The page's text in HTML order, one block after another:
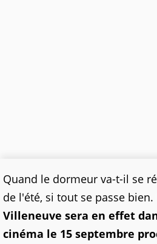
Quand le dormeur va-t-il se
de l'été, si tout se passe bien.
Villeneuve sera en effet
cinéma le 15 septembre